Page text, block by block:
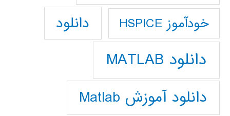
خودآموز HSPICE دانلود
دانلود MATLAB
دانلود آموزش Matlab